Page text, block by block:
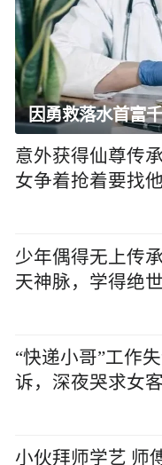
因勇救落水首富
意外获得仙尊传
女争着抢着要找他
少年偶得无上传
天神脉，学得绝世
“快递小哥”工作
诉，深夜哭求女
小伙拜师学艺 师